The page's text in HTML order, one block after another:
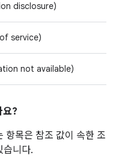
disclosure)
service)
not available)
요?
항목은 참조 값이 속한 조
습니다.